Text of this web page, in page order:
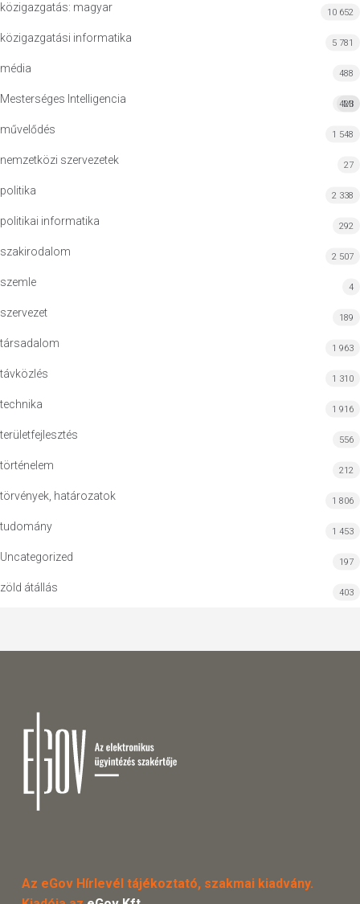
közigazgatás: magyar 10 652
közigazgatási informatika 5 781
média 488
Mesterséges Intelligencia MI
423
művelődés 1 548
nemzetközi szervezetek 27
politika 2 338
politikai informatika 292
szakirodalom 2 507
szemle 4
szervezet 189
társadalom 1 963
távközlés 1 310
technika 1 916
területfejlesztés 556
történelem 212
törvények, határozatok 1 806
tudomány 1 453
Uncategorized 197
zöld átállás 403
Az eGov Hírlevél tájékoztató, szakmai kiadvány.